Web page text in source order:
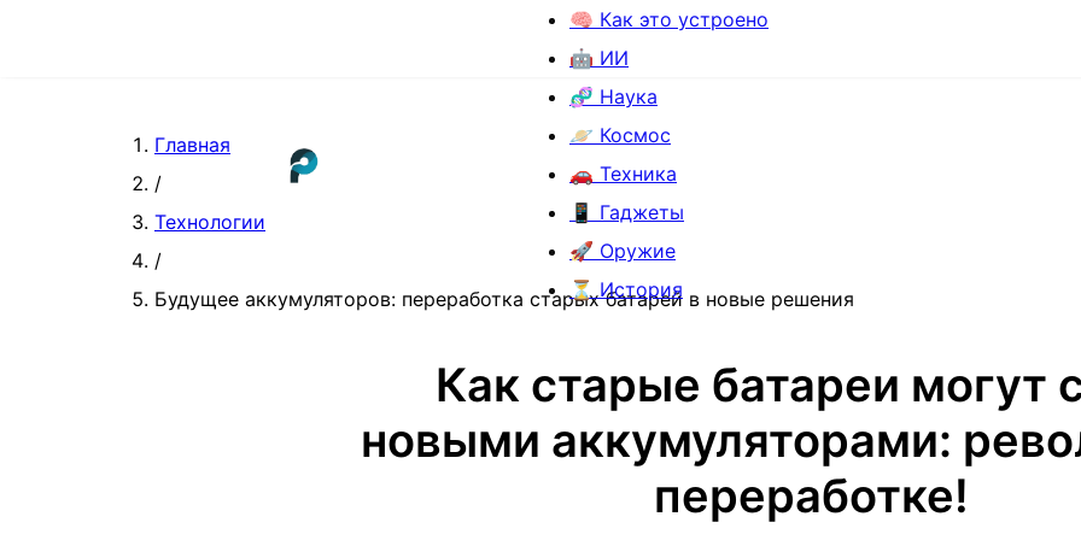
🧠 Как это устроено
🤖 ИИ
🧬 Наука
🪐 Космос
🚗 Техника
📱 Гаджеты
🚀 Оружие
⏳ История
Главная
/
Технологии
/
Будущее аккумуляторов: переработка старых батарей в новые решения
Как старые батареи могут
новыми аккумуляторами:
переработке!